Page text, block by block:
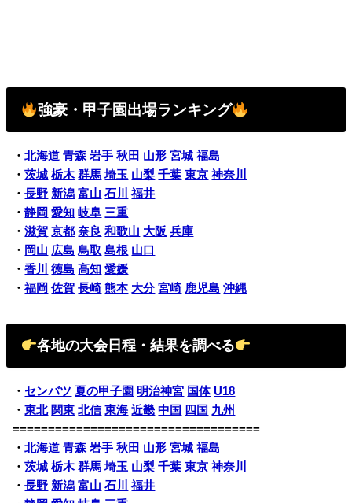
強豪・甲子園出場ランキング
・北海道 青森 岩手 秋田 山形 宮城 福島
・茨城 栃木 群馬 埼玉 山梨 千葉 東京 神奈川
・長野 新潟 富山 石川
福井
・静岡 愛知 岐阜 三重
・滋賀 京都 奈良 和歌山 大阪 兵庫
・ 岡山 広島 鳥取 島根 山口
・香川 徳島 高知 愛媛
・福岡 佐賀 長崎 熊本 大分 宮崎 鹿児島 沖縄
各地の大会日程・結果を調べる
・ センバツ 夏の甲子園 明治神宮 国体 U18
・東北 関東 北信 東海 近畿 中国 四国 九州
===================================
・北海道 青森 岩手 秋田 山形 宮城 福島
・茨城 栃木 群馬 埼玉 山梨 千葉 東京 神奈川
・長野 新潟 富山 石川
福井